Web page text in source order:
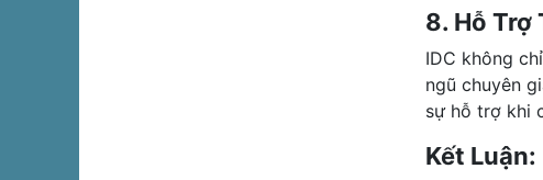
8. Hỗ Trợ
IDC không
ngũ chuyên
sự hỗ trợ khi
Kết Luận: